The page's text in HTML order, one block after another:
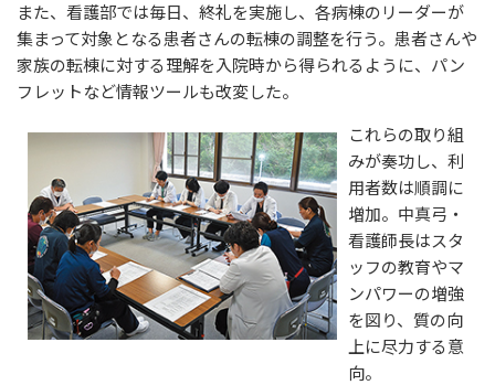
また、看護部では毎日、終礼を実施し、各病棟のリーダーが
集まって対象となる患者さんの転棟の調整を行う。患者さんや
家族の転棟に対する理解を入院時から得られるように、パン
フレットなど情報ツールも改変した。
これらの取り組
みが奏功し、利
用者数は順調に
増加。中真弓・
看護師長はスタ
ッフの教育やマ
ンパワーの増強
を図り、質の向
上に尽力する意
向。